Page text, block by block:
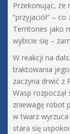
Przekonując, że
”przyjaciół” –
Territories jako
wybicie się –
W reakcji na
traktowania
zaczyna drwić z
Wasp
zniewagę robot
w twarz
stara się